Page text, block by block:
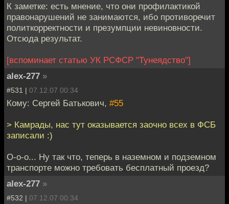
К заметке: есть мнение, что они профилактикой
правонарушений не занимаются, ибо противоречит
политкорректности и презумпции невиновности.
Отсюда результат.
[вспоминает статью УК РСФСР "Тунеядство"]
alex-277 »
#531 | 07.12.07 00:34
Кому: Сергей Батькович, #55
> Камрады, нас тут оказывается заочно всех в ФСБ
записали :)
О-о-о... Ну так что, теперь в наземном и подземном
транспорте можно требовать бесплатный проезд?
alex-277 »
#532 | 07.12.07 00:34